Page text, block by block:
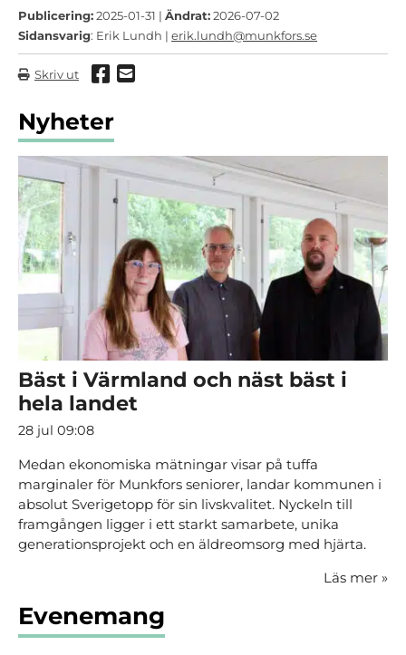
Publicering:2025-01-31 | Ändrat:2026-07-02
Sidansvarig: Erik Lundh | erik.lundh@munkfors.se
Skriv ut Dela via Facebook
Dela via mail
Nyheter
Bäst i Värmland och näst bäst i
hela landet
28 jul 09:08
Medan ekonomiska mätningar visar på tuffa
marginaler för Munkfors seniorer, landar kommunen i
absolut Sverigetopp för sin livskvalitet. Nyckeln till
framgången ligger i ett starkt samarbete, unika
generationsprojekt och en äldreomsorg med hjärta.
Läs mer »
Evenemang